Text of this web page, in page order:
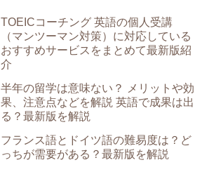
TOEICコーチング 英語の個人受講
（マンツーマン対策）に対応している
おすすめサービスをまとめて最新版紹
介
半年の留学は意味ない？ メリットや効
果、注意点などを解説 英語で成果は出
る？最新版を解説
フランス語とドイツ語の難易度は？ど
っちが需要がある？最新版を解説